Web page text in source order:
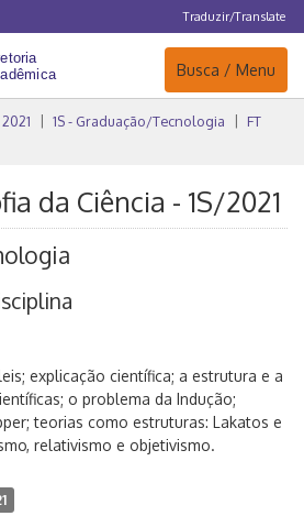
Traduzir/Translate
Navegação
Busca / Menu
2021 1S - Graduação/Tecnologia
FT
da Ciência - 1S/2021
explicação científica; a estrutura e a
o problema da Indução;
teorias como estruturas: Lakatos e
relativismo e objetivismo.